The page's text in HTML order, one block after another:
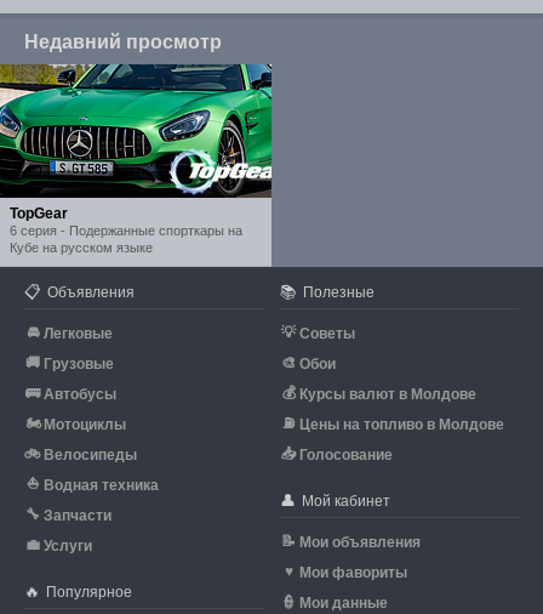
Недавний просмотр
TopGear
6 серия - Подержанные спорткары на
Кубе на русском языке
📋 Объявления
🚘 Легковые
🚚 Грузовые
🚌 Автобусы
🏍 Мотоциклы
🚲 Велосипеды
⛵ Водная техника
🔧 Запчасти
💼 Услуги
🔥 Популярное
📚 Полезные
💡 Советы
🎨 Обои
💰 Курсы валют в Молдове
⛽ Цены на топливо в Молдове
📥 Голосование
👤 Мой кабинет
📝 Мои объявления
♥ Мои фавориты
👮 Мои данные